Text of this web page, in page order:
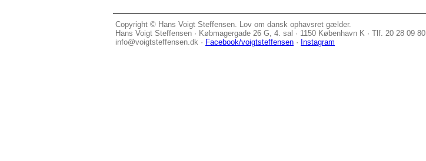
Copyright © Hans Voigt Steffensen. Lov om dansk ophavsret gælder.
Hans Voigt Steffensen · Købmagergade 26 G, 4. sal · 1150 København K · Tlf. 20 28 09 80
info@voigtsteffensen.dk · Facebook/voigtsteffensen · Instagram